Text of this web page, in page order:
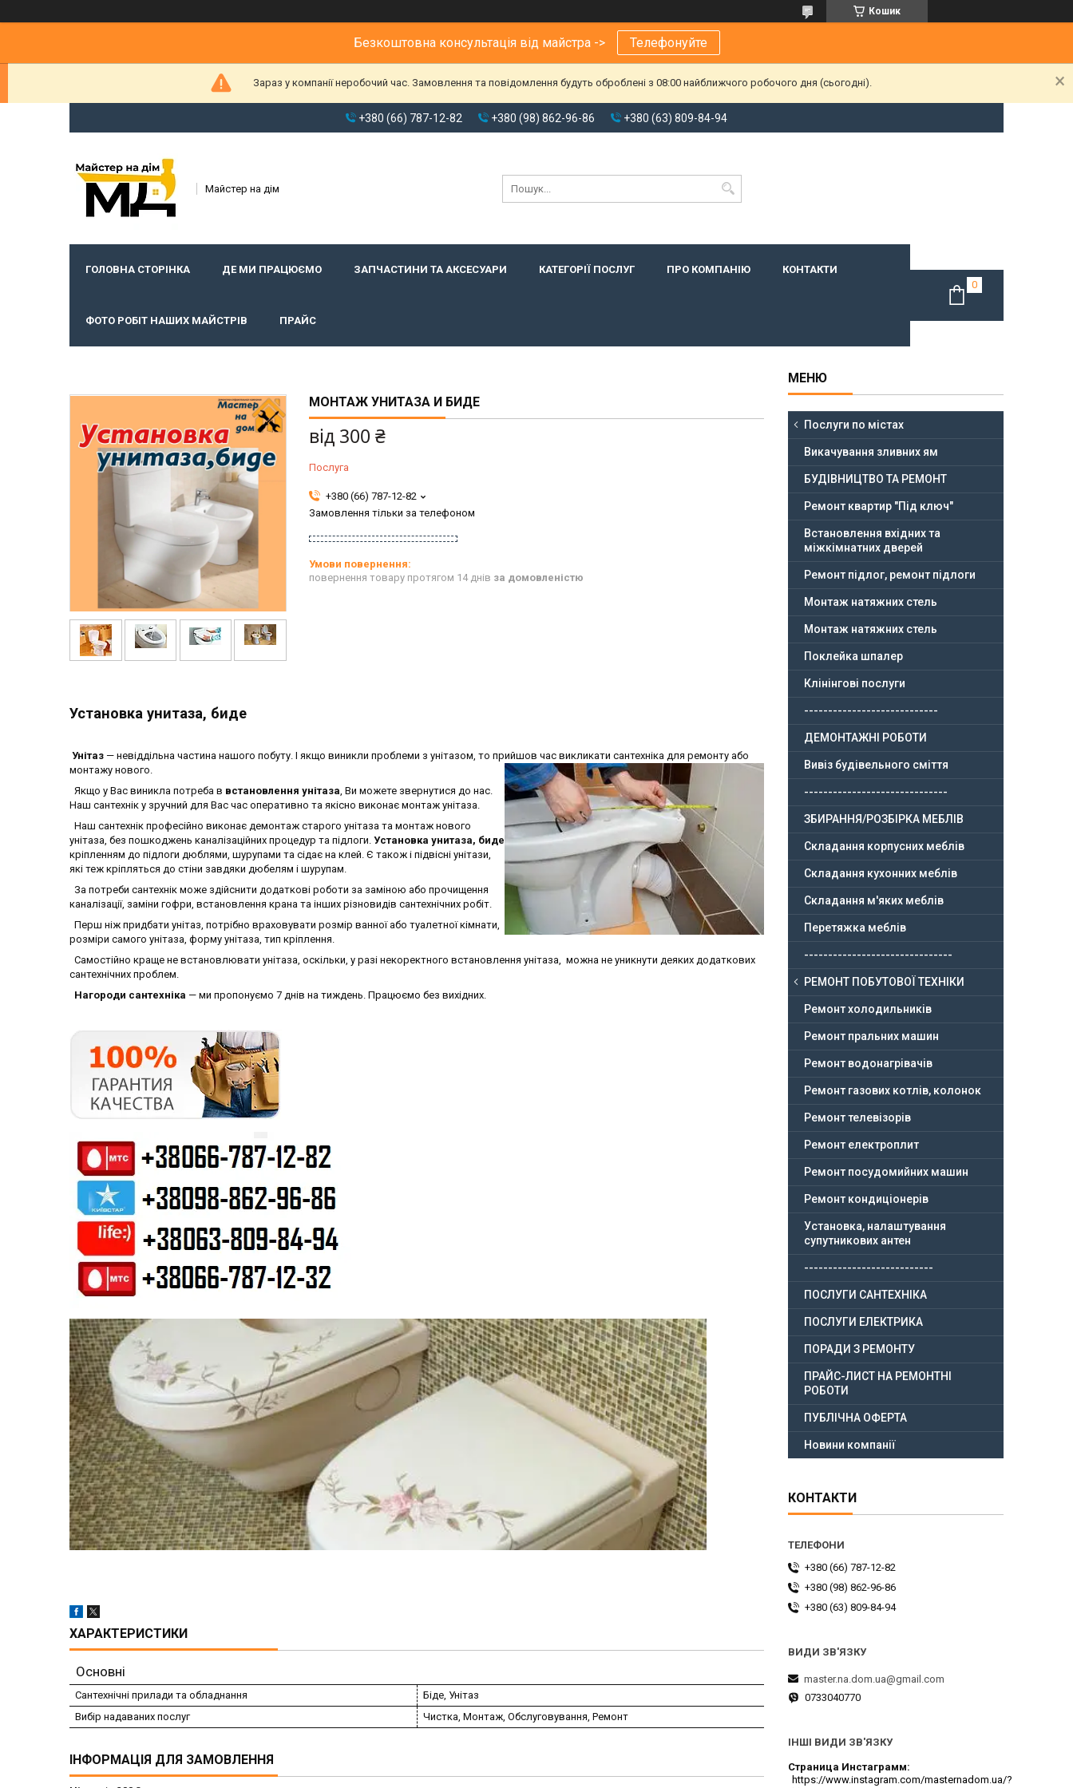
Кошик
Безкоштовна консультація від майстра -> Телефонуйте
Зараз у компанії неробочий час. Замовлення та повідомлення будуть оброблені з 08:00 найближчого робочого дня (сьогодні).
+380 (66) 787-12-82 +380 (98) 862-96-86 +380 (63) 809-84-94
Майстер на дім
ГОЛОВНА СТОРІНКА ДЕ МИ ПРАЦЮЄМО ЗАПЧАСТИНИ ТА АКСЕСУАРИ КАТЕГОРІЇ ПОСЛУГ ПРО КОМПАНІЮ КОНТАКТИ
ФОТО РОБІТ НАШИХ МАЙСТРІВ ПРАЙС
МОНТАЖ УНИТАЗА И БИДЕ
від 300 ₴
Послуга
+380 (66) 787-12-82
Замовлення тільки за телефоном
повернення товару протягом 14 днів за домовленістю
Установка унитаза, биде
Унітаз — невіддільна частина нашого побуту. І якщо виникли проблеми з унітазом, то прийшов час викликати сантехніка для ремонту або
монтажу нового.
Якщо у Вас виникла потреба в встановлення унітаза, Ви можете звернутися до нас.
Наш сантехнік у зручний для Вас час оперативно та якісно виконає монтаж унітаза.
Наш сантехнік професійно виконає демонтаж старого унітаза та монтаж нового
унітаза, без пошкоджень каналізаційних процедур та підлоги. Установка унитаза, биде
кріпленням до підлоги дюблями, шурупами та сідає на клей. Є також і підвісні унітази,
які теж кріпляться до стіни завдяки дюбелям і шурупам.
За потреби сантехнік може здійснити додаткові роботи за заміною або прочищення
каналізації, заміни гофри, встановлення крана та інших різновидів сантехнічних робіт.
Перш ніж придбати унітаз, потрібно враховувати розмір ванної або туалетної кімнати,
розміри самого унітаза, форму унітаза, тип кріплення.
Самостійно краще не встановлювати унітаза, оскільки, у разі некоректного встановлення унітаза, можна не уникнути деяких додаткових
сантехнічних проблем.
Нагороди сантехніка — ми пропонуємо 7 днів на тиждень. Працюємо без вихідних.
ХАРАКТЕРИСТИКИ
Основні
Сантехнічні прилади та обладнання
Біде, Унітаз
Вибір надаваних послуг
Чистка, Монтаж, Обслуговування, Ремонт
ІНФОРМАЦІЯ ДЛЯ ЗАМОВЛЕННЯ
Послуги по містах
Викачування зливних ям
БУДІВНИЦТВО ТА РЕМОНТ
Ремонт квартир "Під ключ"
Встановлення вхідних та
міжкімнатних дверей
Ремонт підлог, ремонт підлоги
Монтаж натяжних стель
Монтаж натяжних стель
Поклейка шпалер
Клінінгові послуги
----------------------------
ДЕМОНТАЖНІ РОБОТИ
Вивіз будівельного сміття
------------------------------
ЗБИРАННЯ/РОЗБІРКА МЕБЛІВ
Складання корпусних меблів
Складання кухонних меблів
Складання м'яких меблів
Перетяжка меблів
-------------------------------
РЕМОНТ ПОБУТОВОЇ ТЕХНІКИ
Ремонт холодильників
Ремонт пральних машин
Ремонт водонагрівачів
Ремонт газових котлів, колонок
Ремонт телевізорів
Ремонт електроплит
Ремонт посудомийних машин
Ремонт кондиціонерів
Установка, налаштування
супутникових антен
---------------------------
ПОСЛУГИ САНТЕХНІКА
ПОСЛУГИ ЕЛЕКТРИКА
ПОРАДИ З РЕМОНТУ
ПРАЙС-ЛИСТ НА РЕМОНТНІ
РОБОТИ
ПУБЛІЧНА ОФЕРТА
Новини компанії
КОНТАКТИ
+380 (66) 787-12-82
+380 (98) 862-96-86
+380 (63) 809-84-94
master.na.dom.ua@gmail.com
0733040770
ІНШІ ВИДИ ЗВ'ЯЗКУ
Страница Инстаграмм
https://www.instagram.com/masternadom.ua/?